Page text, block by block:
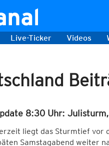
Live-Ticker Videos
8:30 Uhr:
liegt das Sturmtief vor
Samstagabend weiter